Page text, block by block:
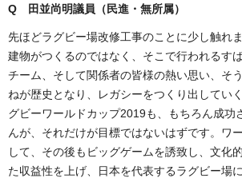
Q 田並尚明議員（民進・無所属）
先ほどラグビー場改修工事のことに少し触れ
建物がつくるのではなく、そこで行われるす
チーム、そして関係者の皆様の熱い思い、そ
ねが歴史となり、レガシーをつくり出してい
グビーワールドカップ2019も、もちろん成功
んが、それだけが目標ではないはずです。ワ
して、その後もビッグゲームを誘致し、文化
た収益性を上げ、日本を代表するラグビー場